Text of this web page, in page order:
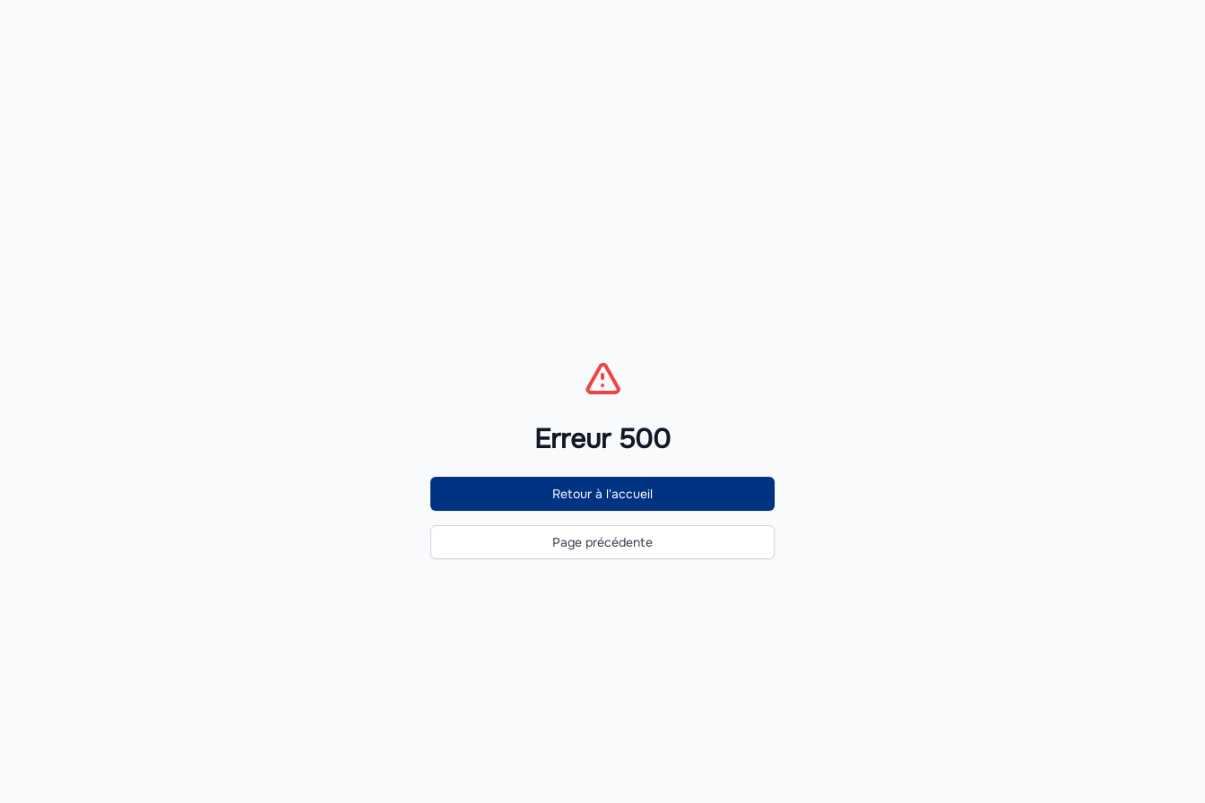
Erreur 500
Retour à l'accueil
Page précédente